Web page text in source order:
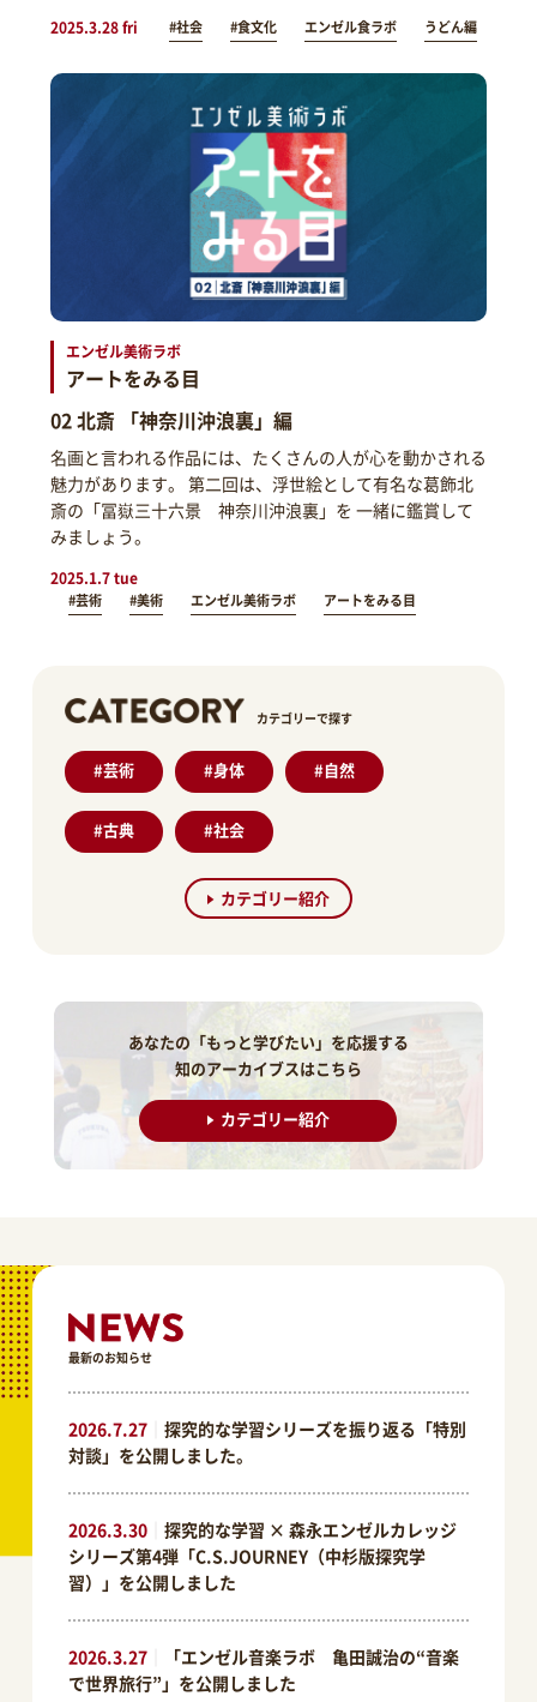
2025.3.28 fri #社会 #食文化 エンゼル食ラボ うどん編
エンゼル美術ラボ
アートをみる目
02 北斎 「神奈川沖浪裏」編
名画と言われる作品には、たくさんの人が心を動かされる
魅力があります。 第二回は、浮世絵として有名な葛飾北
斎の「冨嶽三十六景 神奈川沖浪裏」を 一緒に鑑賞して
みましょう。
2025.1.7 tue
#芸術 #美術 エンゼル美術ラボ アートをみる目
カテゴリーで探す
カテゴリー紹介
#芸術 #身体 #自然
#古典 #社会
あなたの「もっと学びたい」を応援する
知のアーカイブスはこちら
カテゴリー紹介
最新のお知らせ
2026.7.27｜ 探究的な学習シリーズを振り返る「特別
対談」を公開しました。
2026.3.30｜ 探究的な学習 × 森永エンゼルカレッジ
シリーズ第4弾「C.S.JOURNEY（中杉版探究学
習）」を公開しました
2026.3.27｜
「エンゼル音楽ラボ 亀田誠治の“音楽
で世界旅行”」を公開しました